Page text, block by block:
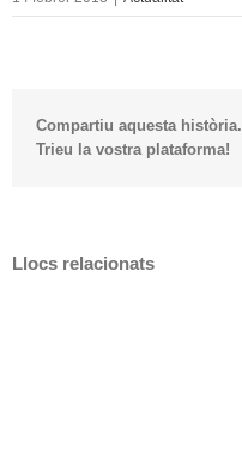
Compartiu aquesta història.
Trieu la vostra plataforma!
Llocs relacionats